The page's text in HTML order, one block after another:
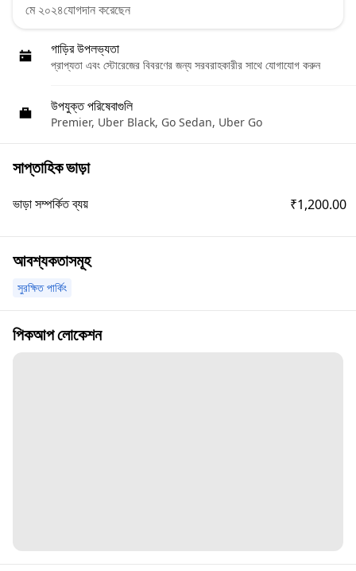
মে ২০২৪যোগদান করেছেন
গাড়ির উপলভ্যতা
প্রাপ্যতা এবং স্টোরেজের বিবরণের জন্য সরবরাহকারীর সাথে যোগাযোগ করুন
উপযুক্ত পরিষেবাগুলি
Premier, Uber Black, Go Sedan, Uber Go
সাপ্তাহিক ভাড়া
ভাড়া সম্পর্কিত ব্যয় ₹1,200.00
আবশ্যকতাসমূহ
সুরক্ষিত পার্কিং
পিকআপ লোকেশন